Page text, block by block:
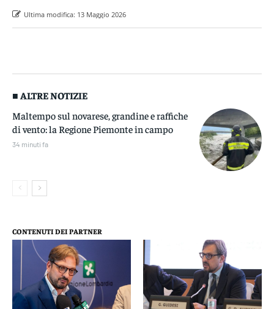
Ultima modifica: 13 Maggio 2026
■ ALTRE NOTIZIE
Maltempo sul novarese, grandine e raffiche
di vento: la Regione Piemonte in campo
34 minuti fa
CONTENUTI DEI PARTNER